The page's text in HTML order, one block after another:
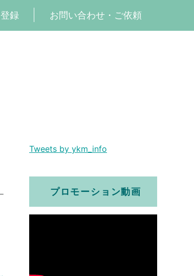
録 お問い合わせ・ご依頼
Tweets by ykm_info
プロモーション動画